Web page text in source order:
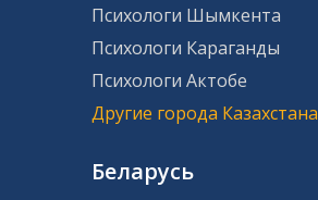
Психологи Шымкента
Психологи Караганды
Психологи Актобе
Другие города Казахстана
Беларусь